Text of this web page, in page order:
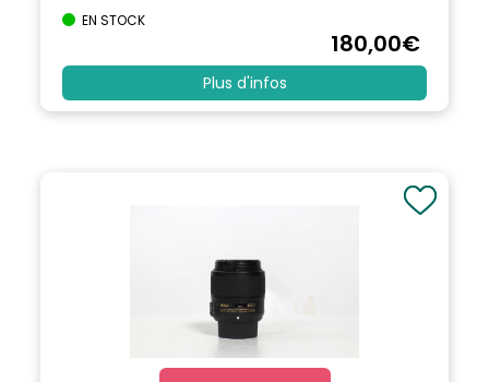
EN STOCK
180,00€
Plus d'infos